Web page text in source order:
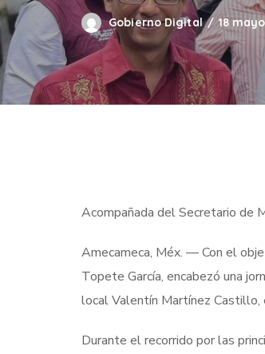
Gobierno Digital 18
Acompañada del Secretario de
Amecameca, Méx. — Con el
Topete García, encabezó una
local Valentín Martínez Castillo,
Durante el recorrido por las